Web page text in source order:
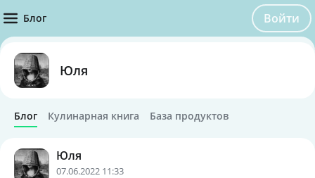
Блог Войти
Юля
Блог Кулинарная книга База продуктов
Юля
07.06.2022 11:33